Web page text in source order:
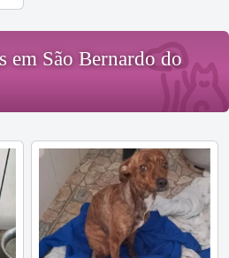
em São Bernardo do